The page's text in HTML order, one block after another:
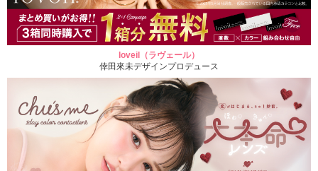
loveil（ラヴェール）
倖田來未デザインプロデュース